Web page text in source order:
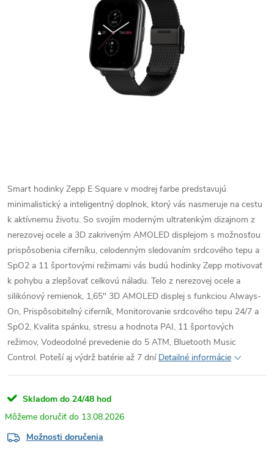
Smart hodinky Zepp E Square v modrej farbe predstavujú
minimalistický a inteligentný doplnok, ktorý vás nasmeruje na cestu
k aktívnemu životu. So svojím moderným ultratenkým dizajnom z
nerezovej ocele a 3D zakriveným AMOLED displejom s možnosťou
prispôsobenia ciferníku, celodenným sledovaním srdcového tepu a
SpO2 a 11 športovými režimami vás budú hodinky Zepp motivovať
k pohybu a zlepšovať celkovú náladu. Telo z nerezovej ocele a
silikónový remienok, 1,65" 3D AMOLED displej s funkciou Always-
On, Prispôsobiteľný ciferník, Monitorovanie srdcového tepu 24/7 a
SpO2, Kvalita spánku, stresu a hodnota PAI, 11 športových
režimov, Vodeodolné prevedenie do 5 ATM, Bluetooth Music
Control. Poteší aj výdrž batérie až 7 dní Detailné informácie
Skladom do 24/48 hod
13.08.2026
Možnosti doručenia